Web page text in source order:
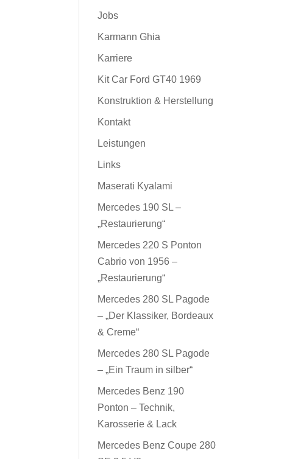
Jobs
Karmann Ghia
Karriere
Kit Car Ford GT40 1969
Konstruktion & Herstellung
Kontakt
Leistungen
Links
Maserati Kyalami
Mercedes 190 SL –
„Restaurierung“
Mercedes 220 S Ponton
Cabrio von 1956 –
„Restaurierung“
Mercedes 280 SL Pagode
– „Der Klassiker, Bordeaux
& Creme“
Mercedes 280 SL Pagode
– „Ein Traum in silber“
Mercedes Benz 190
Ponton – Technik,
Karosserie & Lack
Mercedes Benz Coupe 280